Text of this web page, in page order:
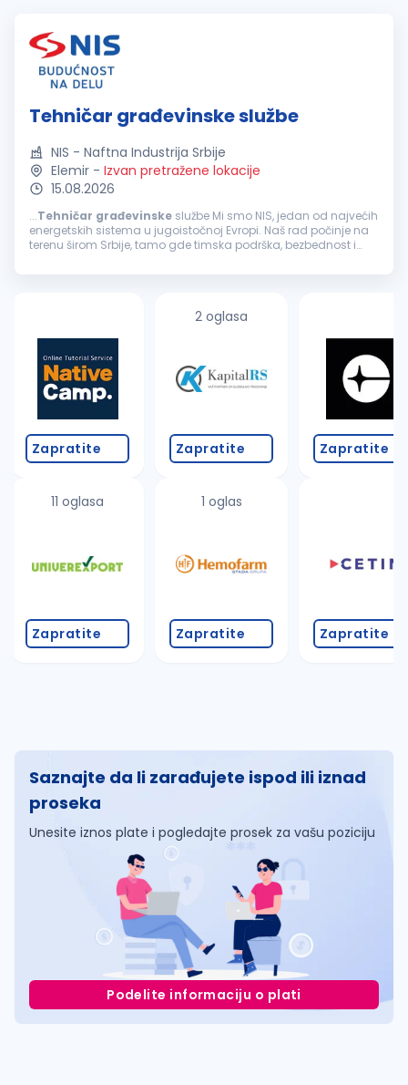
Tehničar građevinske službe
NIS - Naftna Industrija Srbije
Elemir - Izvan pretražene lokacije
15.08.2026
...Tehničar građevinske službe Mi smo NIS, jedan od najvećih
energetskih sistema u jugoistočnoj Evropi. Naš rad počinje na
terenu širom Srbije, tamo gde timska podrška, bezbednost i
Zapratite
11 oglasa
Zapratite
2 oglasa
Zapratite
1 oglas
Zapratite
Zapratite
Zapratite
Saznajte da li zarađujete ispod ili iznad
proseka
Unesite iznos plate i pogledajte prosek za vašu poziciju
Podelite informaciju o plati